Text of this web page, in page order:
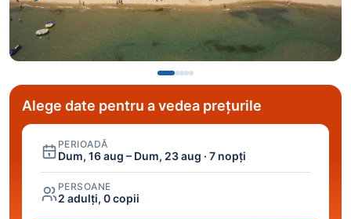
Alege date pentru a vedea prețurile
PERIOADĂ
Dum, 16 aug – Dum, 23 aug · 7 nopți
PERSOANE
2 adulți, 0 copii